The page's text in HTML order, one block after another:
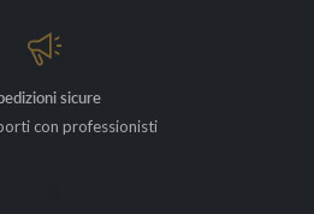
sicure
con professionisti